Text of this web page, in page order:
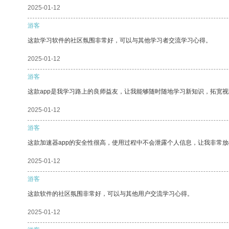
2025-01-12
游客
这款学习软件的社区氛围非常好，可以与其他学习者交流学习心得。
2025-01-12
游客
这款app是我学习路上的良师益友，让我能够随时随地学习新知识，拓宽视
2025-01-12
游客
这款加速器app的安全性很高，使用过程中不会泄露个人信息，让我非常放
2025-01-12
游客
这款软件的社区氛围非常好，可以与其他用户交流学习心得。
2025-01-12